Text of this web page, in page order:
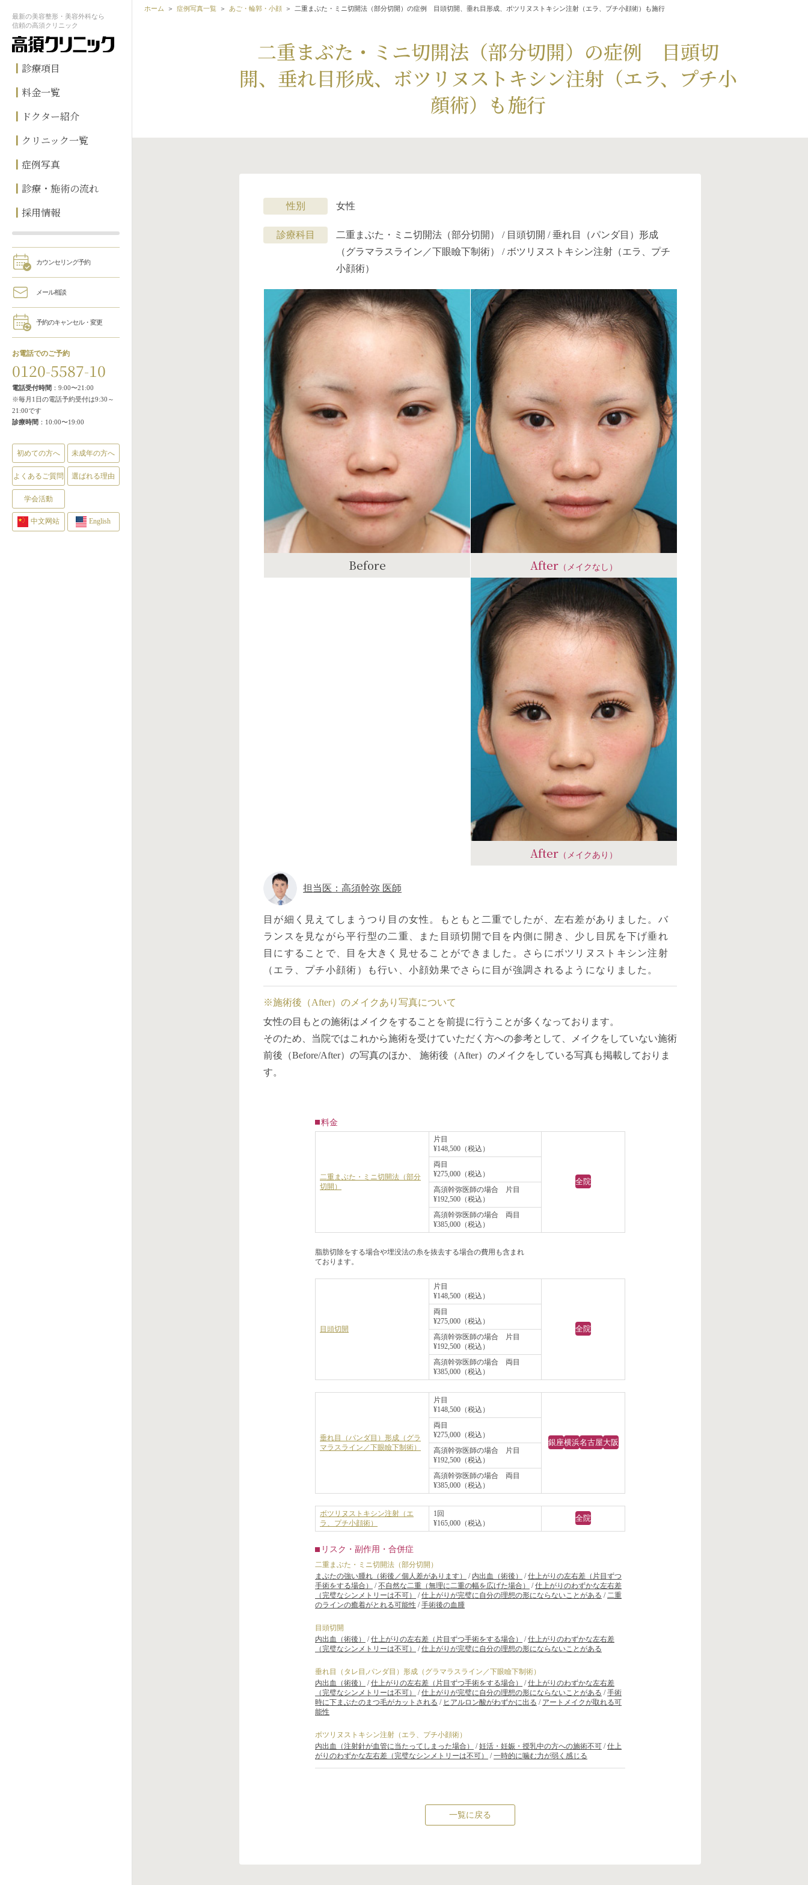
最新の美容整形・美容外科なら
信頼の高須クリニック
診療項目
料金一覧
ドクター紹介
クリニック一覧
症例写真
診療・施術の流れ
採用情報
カウンセリング予約
メール相談
予約のキャンセル・変更
お電話でのご予約
0120-5587-10
電話受付時間 ：9:00〜21:00
※毎月1日の電話予約受付は9:30～
21:00です
診療時間 ：10:00〜19:00
初めての方へ 未成年の方へ
よくあるご質問 選ばれる理由
学会活動
中文网站 English
ホーム 症例写真一覧 あご・輪郭・小顔 二重まぶた・ミニ切開法（部分切開）の症例 目頭切開、垂れ目形成、ボツリヌストキシン注射（エラ、プチ小顔術）も施行
二重まぶた・ミニ切開法（部分切開）の症例 目頭切
開、垂れ目形成、ボツリヌストキシン注射（エラ、プチ小
顔術）も施行
性別 女性
診療科目
二重まぶた・ミニ切開法（部分切開） / 目頭切開 / 垂れ目（パンダ目）形成
（グラマラスライン／下眼瞼下制術） / ボツリヌストキシン注射（エラ、プチ
小顔術）
Before After （メイクなし）
After （メイクあり）
担当医：高須幹弥 医師
目が細く見えてしまうつり目の女性。もともと二重でしたが、左右差がありました。バ
ランスを見ながら平行型の二重、また目頭切開で目を内側に開き、少し目尻を下げ垂れ
目にすることで、目を大きく見せることができました。さらにボツリヌストキシン注射
（エラ、プチ小顔術）も行い、小顔効果でさらに目が強調されるようになりました。
※施術後（After）のメイクあり写真について
女性の目もとの施術はメイクをすることを前提に行うことが多くなっております。
そのため、当院ではこれから施術を受けていただく方への参考として、メイクをしていない施術
前後（Before/After）の写真のほか、 施術後（After）のメイクをしている写真も掲載しておりま
す。
料金
二重まぶた・ミニ切開法（部分
切開）
片目
¥148,500（税込）
全院
両目
¥275,000（税込）
高須幹弥医師の場合 片目
¥192,500（税込）
高須幹弥医師の場合 両目
¥385,000（税込）
脂肪切除をする場合や埋没法の糸を抜去する場合の費用も含まれ
ております。
目頭切開
片目
¥148,500（税込）
全院
両目
¥275,000（税込）
高須幹弥医師の場合 片目
¥192,500（税込）
高須幹弥医師の場合 両目
¥385,000（税込）
垂れ目（パンダ目）形成（グラ
マラスライン／下眼瞼下制術）
片目
¥148,500（税込）
銀座横浜名古屋大阪
両目
¥275,000（税込）
高須幹弥医師の場合 片目
¥192,500（税込）
高須幹弥医師の場合 両目
¥385,000（税込）
ボツリヌストキシン注射（エ
ラ、プチ小顔術）
1回
¥165,000（税込）
全院
リスク・副作用・合併症
二重まぶた・ミニ切開法（部分切開）
まぶたの強い腫れ（術後／個人差があります）
/ 内出血（術後） /仕上がりの左右差（片目ずつ
手術をする場合）
/不自然な二重（無理に二重の幅を広げた場合） /仕上がりのわずかな左右差
（完璧なシンメトリーは不可）
/仕上がりが完璧に自分の理想の形にならないことがある / 二重
のラインの癒着がとれる可能性 /手術後の血腫
目頭切開
内出血（術後）
/仕上がりの左右差（片目ずつ手術をする場合） /仕上がりのわずかな左右差
（完璧なシンメトリーは不可）
/仕上がりが完璧に自分の理想の形にならないことがある
垂れ目（タレ目,パンダ目）形成（グラマラスライン／下眼瞼下制術）
内出血（術後）
/仕上がりの左右差（片目ずつ手術をする場合） /仕上がりのわずかな左右差
（完璧なシンメトリーは不可）
/仕上がりが完璧に自分の理想の形にならないことがある /手術
時に下まぶたのまつ毛がカットされる / ヒアルロン酸がわずかに出る / アートメイクが取れる可
能性
ボツリヌストキシン注射（エラ、プチ小顔術）
内出血（注射針が血管に当たってしまった場合）
/妊活・妊娠・授乳中の方への施術不可 /仕上
がりのわずかな左右差（完璧なシンメトリーは不可）
/一時的に噛む力が弱く感じる
一覧に戻る